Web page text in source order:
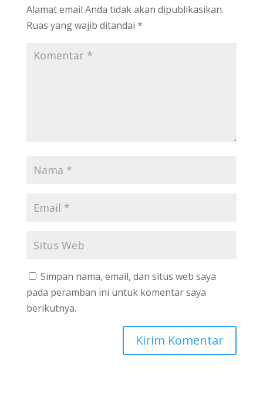
Alamat email Anda tidak akan dipublikasikan.
Ruas yang wajib ditandai *
Simpan nama, email, dan situs web saya
pada peramban ini untuk komentar saya
berikutnya.